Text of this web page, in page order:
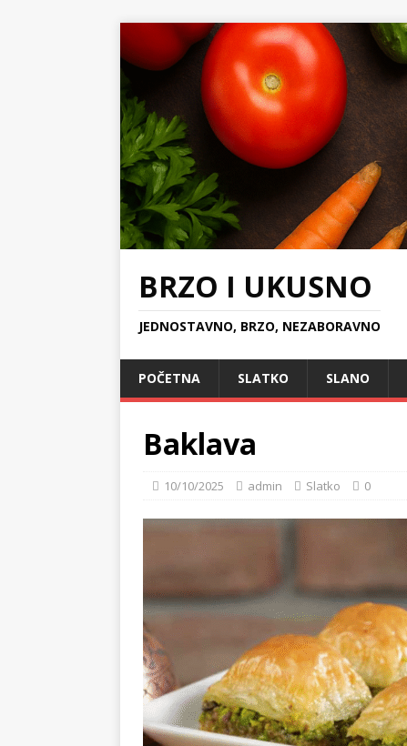
BRZO I UKUSNO
JEDNOSTAVNO, BRZO, NEZABORAVNO
POČETNA SLATKO SLANO
Baklava
10/10/2025 admin Slatko 0